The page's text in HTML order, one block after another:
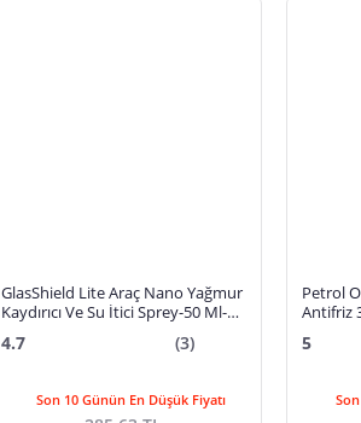
GlasShield Lite Araç Nano Yağmur
Kaydırıcı Ve Su İtici Sprey-50 Ml-1
4.7 (3)
Son 10 Günün En Düşük Fiyatı
Petrol
Antifriz
5